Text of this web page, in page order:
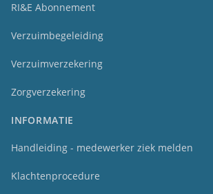
RI&E Abonnement
Verzuimbegeleiding
Verzuimverzekering
Zorgverzekering
INFORMATIE
Handleiding - medewerker ziek melden
Klachtenprocedure